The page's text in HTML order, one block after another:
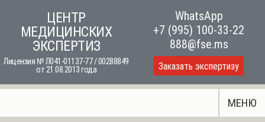
content
ЦЕНТР
МЕДИЦИНСКИХ
ЭКСПЕРТИЗ
Лицензия № Л041-01137-77 / 00288849
от 21.08.2013 года
WhatsApp
+7 (995) 100-33-22
888@fse.ms
Заказать экспертизу
МЕНЮ